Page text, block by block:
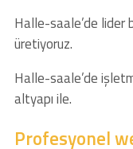
Halle-saale’de lider
üretiyoruz.
Halle-saale’de
altyapı ile.
Profesyonel